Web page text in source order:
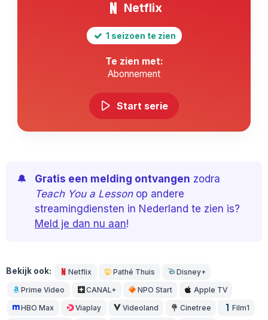
Netflix
1 seizoen te zien
Te zien met:
Abonnement
Start serie
🔔 Gratis een melding ontvangen zodra
Teach You a Lessonop andere
streamingdiensten in Nederland te zien is?
Meld je dan nu aan!
Bekijk ook: Netflix Pathé Thuis Disney+
Prime Video CANAL+ NPO Start Apple TV
HBO Max Viaplay Videoland Cinetree Film1